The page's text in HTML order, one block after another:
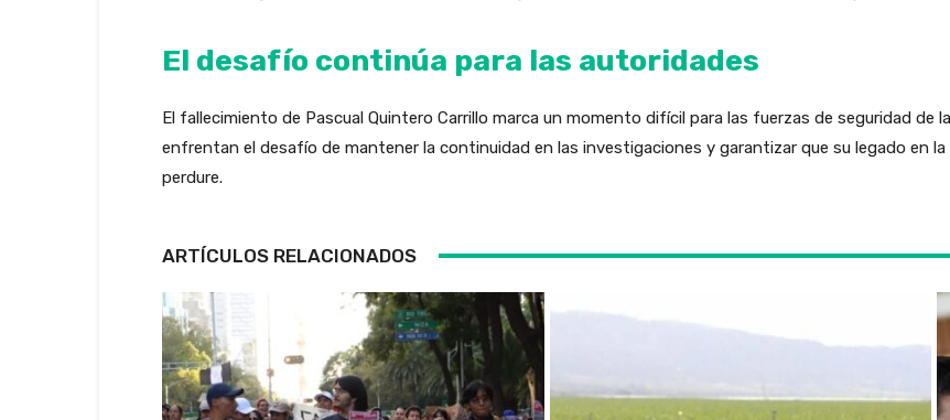
El desafío continúa para las autoridades
El fallecimiento de Pascual Quintero Carrillo marca un momento difícil para las fuerzas de seguridad de
enfrentan el desafío de mantener la continuidad en las investigaciones y garantizar que su legado en
perdure.
ARTÍCULOS RELACIONADOS